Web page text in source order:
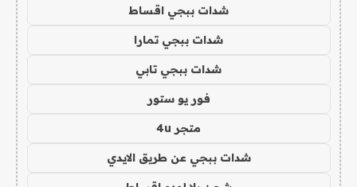
شدات ببجي اقساط
شدات ببجي تمارا
شدات ببجي تابي
فور يو ستور
متجر 4u
شدات ببجي عن طريق الايدي